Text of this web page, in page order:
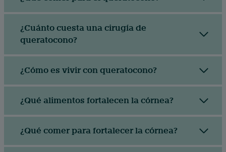
¿Cuánto cuesta una cirugía de
queratocono?
¿Cómo es vivir con queratocono?
¿Qué alimentos fortalecen la córnea?
¿Qué comer para fortalecer la córnea?